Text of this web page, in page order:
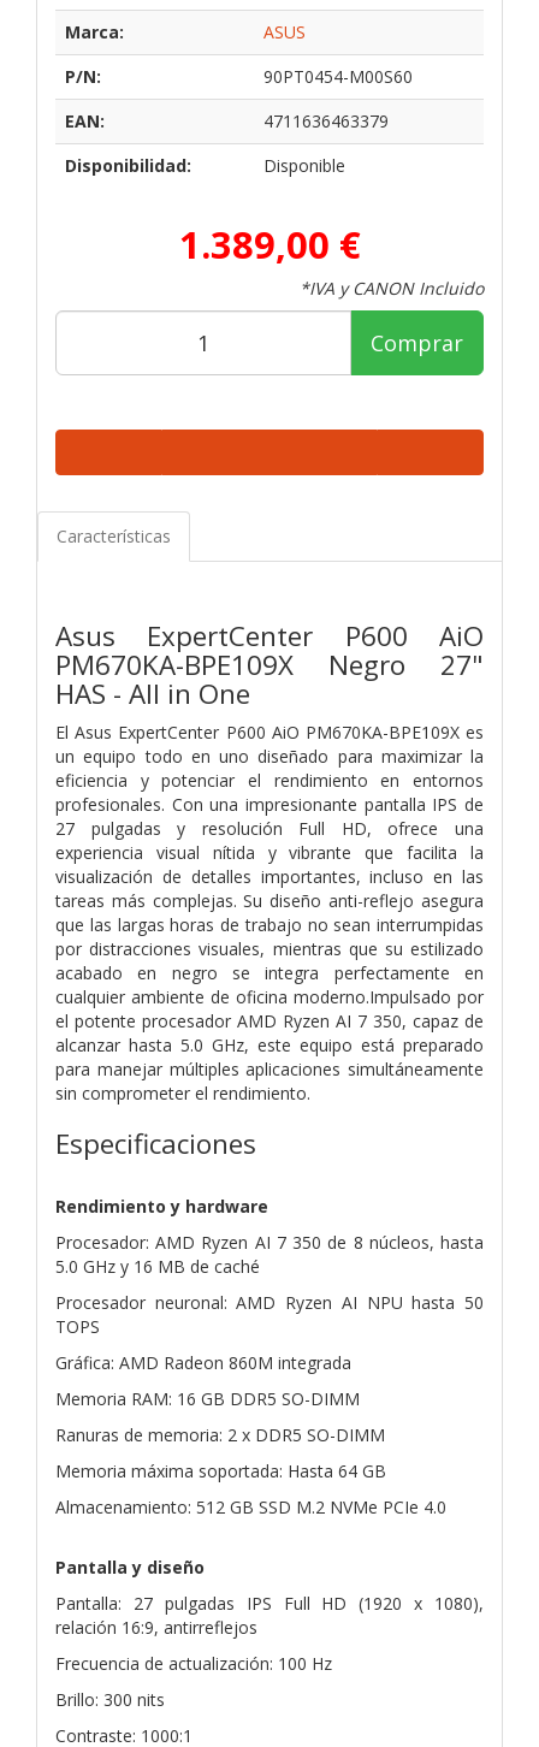
Marca:
ASUS
P/N:
90PT0454-M00S60
EAN:
4711636463379
Disponibilidad:
Disponible
1.389,00 €
*IVA y CANON Incluido
Comprar
Características
Asus ExpertCenter P600 AiO
PM670KA-BPE109X Negro 27"
HAS - All in One
El Asus ExpertCenter P600 AiO PM670KA-BPE109X es
un equipo todo en uno diseñado para maximizar la
eficiencia y potenciar el rendimiento en entornos
profesionales. Con una impresionante pantalla IPS de
27 pulgadas y resolución Full HD, ofrece una
experiencia visual nítida y vibrante que facilita la
visualización de detalles importantes, incluso en las
tareas más complejas. Su diseño anti-reflejo asegura
que las largas horas de trabajo no sean interrumpidas
por distracciones visuales, mientras que su estilizado
acabado en negro se integra perfectamente en
cualquier ambiente de oficina moderno.Impulsado por
el potente procesador AMD Ryzen AI 7 350, capaz de
alcanzar hasta 5.0 GHz, este equipo está preparado
para manejar múltiples aplicaciones simultáneamente
sin comprometer el rendimiento.
Especificaciones
Rendimiento y hardware
Procesador: AMD Ryzen AI 7 350 de 8 núcleos, hasta
5.0 GHz y 16 MB de caché
Procesador neuronal: AMD Ryzen AI NPU hasta 50
TOPS
Gráfica: AMD Radeon 860M integrada
Memoria RAM: 16 GB DDR5 SO-DIMM
Ranuras de memoria: 2 x DDR5 SO-DIMM
Memoria máxima soportada: Hasta 64 GB
Almacenamiento: 512 GB SSD M.2 NVMe PCIe 4.0
Pantalla y diseño
Pantalla: 27 pulgadas IPS Full HD (1920 x 1080),
relación 16:9, antirreflejos
Frecuencia de actualización: 100 Hz
Brillo: 300 nits
Contraste: 1000:1